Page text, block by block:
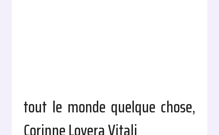
tout le monde quelque chose,